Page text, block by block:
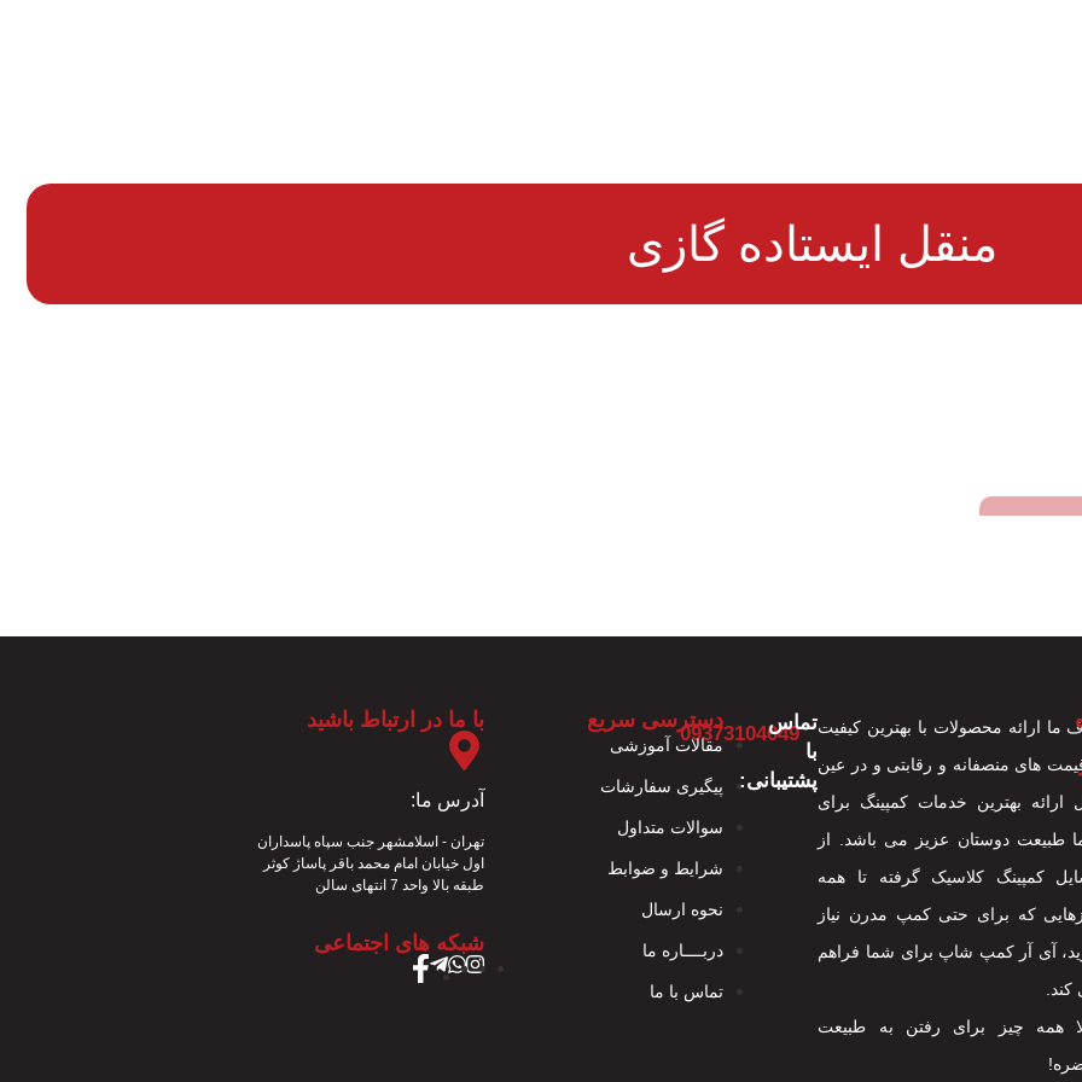
منقل ایستاده گازی
ما ارائه محصولات با بهترین کیفیت
های منصفانه و رقابتی و در عین
ارائه بهترین خدمات کمپینگ برای
طبیعت دوستان عزیز می باشد. از
کمپینگ کلاسیک گرفته تا همه
که برای حتی کمپ مدرن نیاز
آی آر کمپ شاپ برای شما فراهم
همه چیز برای رفتن به طبیعت
تماس
با
پشتیبانی:
09373104049
دسترسی سریع
مقالات آموزشی
پیگیری سفارشات
سوالات متداول
شرایط و ضوابط
نحوه ارسال
دربــــاره ما
تماس با ما
با ما در ارتباط باشید
آدرس ما:
تهران - اسلامشهر جنب سپاه پاسداران
اول خیابان امام محمد باقر پاساژ کوثر
طبقه بالا واحد 7 انتهای سالن
شبکه های اجتماعی